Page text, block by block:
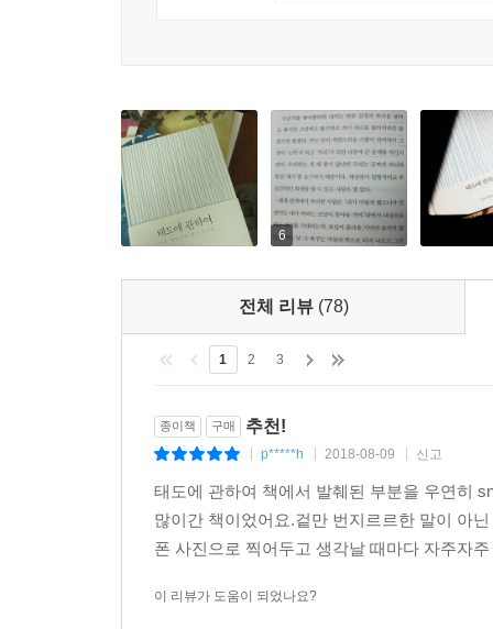
6
전체 리뷰 (78)
1 2 3
종이책 구매 추천!
p*****h 2018-08-09 신고
태도에 관하여 책에서 발췌된 부분을 우연히
많이간 책이었어요.겉만 번지르르한 말이 아
폰 사진으로 찍어두고 생각날 때마다 자주자
이 리뷰가 도움이 되었나요?